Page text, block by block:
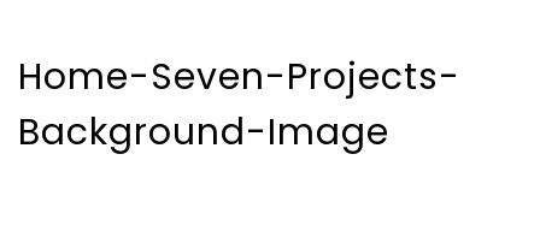
Home-Seven-Projects-
Background-Image